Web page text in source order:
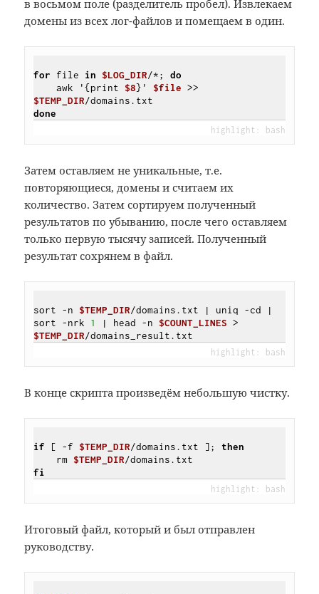
в восьмом поле (разделитель пробел). Извлекаем
домены из всех лог-файлов и помещаем в один.
for file in $LOG_DIR/*; do
    awk '{print
$8}' $file
$TEMP_DIR
done
Затем оставляем не уникальные, т.е.
повторяющиеся, домены и считаем их
количество. Затем сортируем полученный
результатов по убыванию, после чего оставляем
только первую тысячу записей. Полученный
результат сохрянем в файл.
sort -n $TEMP_DIR/domains.txt | uniq -cd |
sort -nrk 1 | head -n $COUNT_LINES
$TEMP_DIR
В конце скрипта произведём небольшую чистку.
if [ -f $TEMP_DIR/domains.txt ]; then
    rm
$TEMP_DIR
fi
Итоговый файл, который и был отправлен
руководству.